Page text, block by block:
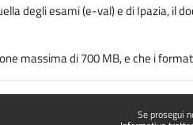
Se prosegui
degli esami (e-val) e di Ipazia, il
massima di 700 MB, e che i